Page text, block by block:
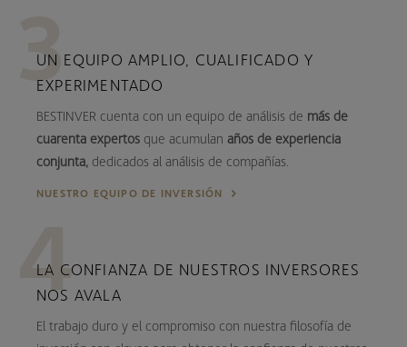
UN EQUIPO AMPLIO, CUALIFICADO Y
EXPERIMENTADO
BESTINVER cuenta con un equipo de análisis de más de
cuarenta expertos que acumulan años de experiencia
conjunta, dedicados al análisis de compañías.
NUESTRO EQUIPO DE INVERSIÓN
LA CONFIANZA DE NUESTROS INVERSORES
NOS AVALA
El trabajo duro y el compromiso con nuestra filosofía de